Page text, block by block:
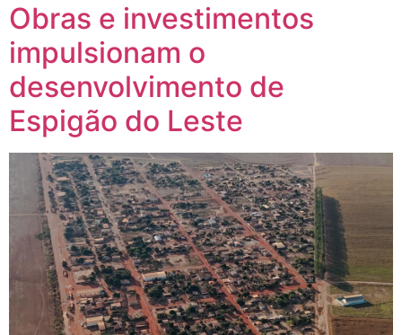
Obras e investimentos
impulsionam o
desenvolvimento de
Espigão do Leste